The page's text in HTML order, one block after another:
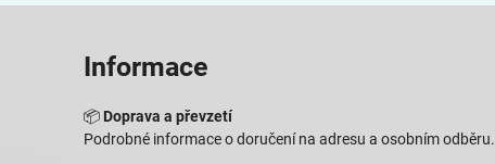
Informace
📦 Doprava a převzetí
Podrobné informace o doručení na adresu a osobním odběru.